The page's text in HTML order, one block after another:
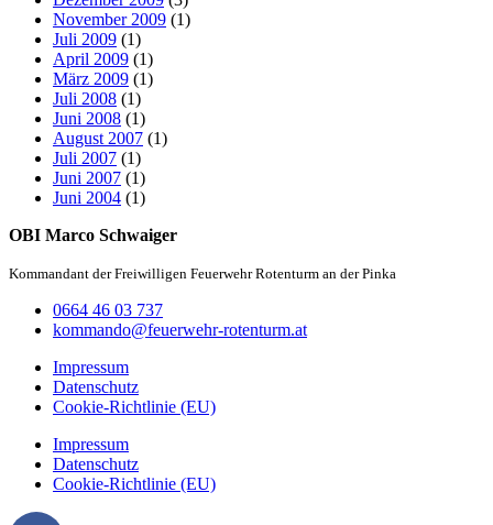
November 2009 (1)
Juli 2009 (1)
April 2009 (1)
März 2009 (1)
Juli 2008 (1)
Juni 2008 (1)
August 2007 (1)
Juli 2007 (1)
Juni 2007 (1)
Juni 2004 (1)
OBI Marco Schwaiger
Kommandant der Freiwilligen Feuerwehr Rotenturm an der Pinka
0664 46 03 737
kommando@feuerwehr-rotenturm.at
Impressum
Datenschutz
Cookie-Richtlinie (EU)
Impressum
Datenschutz
Cookie-Richtlinie (EU)